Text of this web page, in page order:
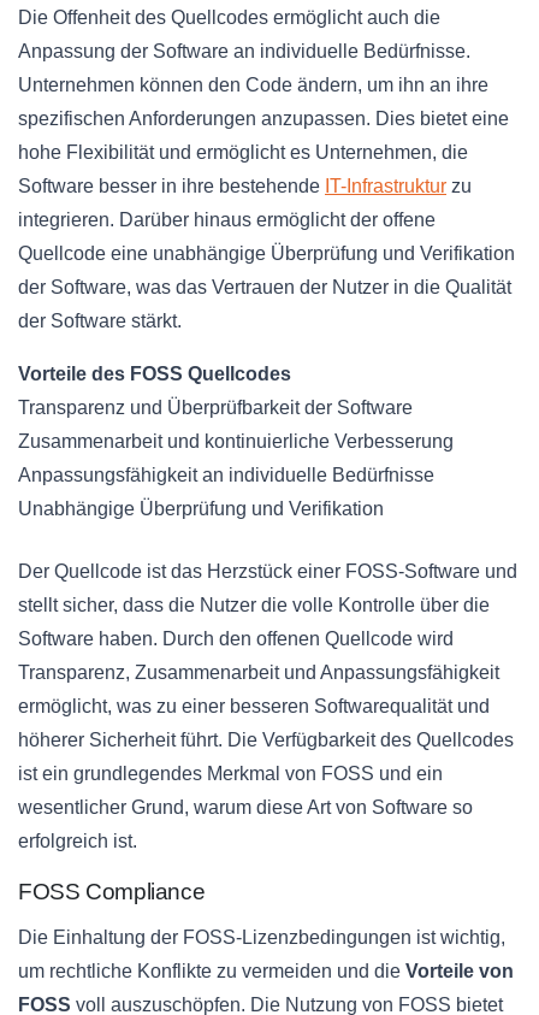
Die Offenheit des Quellcodes ermöglicht auch die
Anpassung der Software an individuelle Bedürfnisse.
Unternehmen können den Code ändern, um ihn an ihre
spezifischen Anforderungen anzupassen. Dies bietet eine
hohe Flexibilität und ermöglicht es Unternehmen, die
Software besser in ihre bestehende IT-Infrastruktur zu
integrieren. Darüber hinaus ermöglicht der offene
Quellcode eine unabhängige Überprüfung und Verifikation
der Software, was das Vertrauen der Nutzer in die Qualität
der Software stärkt.
Vorteile des FOSS Quellcodes
Transparenz und Überprüfbarkeit der Software
Zusammenarbeit und kontinuierliche Verbesserung
Anpassungsfähigkeit an individuelle Bedürfnisse
Unabhängige Überprüfung und Verifikation
Der Quellcode ist das Herzstück einer FOSS-Software und
stellt sicher, dass die Nutzer die volle Kontrolle über die
Software haben. Durch den offenen Quellcode wird
Transparenz, Zusammenarbeit und Anpassungsfähigkeit
ermöglicht, was zu einer besseren Softwarequalität und
höherer Sicherheit führt. Die Verfügbarkeit des Quellcodes
ist ein grundlegendes Merkmal von FOSS und ein
wesentlicher Grund, warum diese Art von Software so
erfolgreich ist.
FOSS Compliance
Die Einhaltung der FOSS-Lizenzbedingungen ist wichtig,
um rechtliche Konflikte zu vermeiden und die Vorteile von
FOSS voll auszuschöpfen. Die Nutzung von FOSS bietet